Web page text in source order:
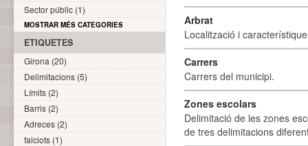
Arbrat
Localització i
Carrers
Carrers del municipi.
Zones escolars
Delimitació de les zones
de tres delimitacions
Sector públic (1)
MOSTRAR MÉS CATEGORIES
ETIQUETES
Girona (20)
Delimitacions (5)
Límits (2)
Barris (2)
Adreces (2)
falciots (1)